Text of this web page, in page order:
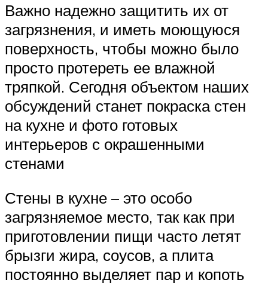
Важно надежно защитить их от
загрязнения, и иметь моющуюся
поверхность, чтобы можно было
просто протереть ее влажной
тряпкой. Сегодня объектом наших
обсуждений станет покраска стен
на кухне и фото готовых
интерьеров с окрашенными
стенами
Стены в кухне – это особо
загрязняемое место, так как при
приготовлении пищи часто летят
брызги жира, соусов, а плита
постоянно выделяет пар и копоть